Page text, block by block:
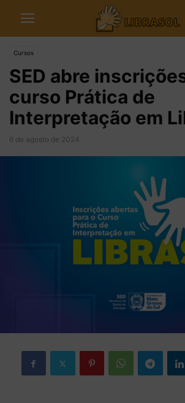
Cursos
SED abre
curso Prática de
Interpretação em
6 de agosto de 2024